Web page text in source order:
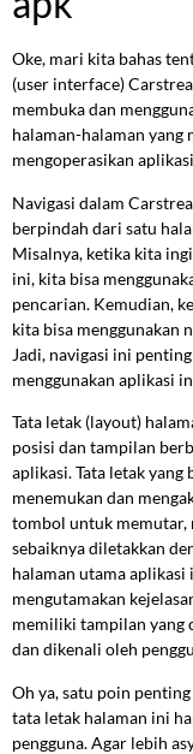
Oke, mari kita bahas
(user interface)
membuka dan
halaman-halaman
mengoperasikan
Navigasi dalam
berpindah dari satu
Misalnya, ketika kita
ini, kita bisa
pencarian. Kemudian,
kita bisa menggunakan
Jadi, navigasi ini
menggunakan aplikasi
Tata letak (layout)
posisi dan tampilan
aplikasi. Tata letak yang
menemukan dan
tombol untuk memutar,
sebaiknya diletakkan
halaman utama aplikasi
mengutamakan
memiliki tampilan yang
dan dikenali oleh
Oh ya, satu poin
tata letak halaman ini
pengguna. Agar lebih